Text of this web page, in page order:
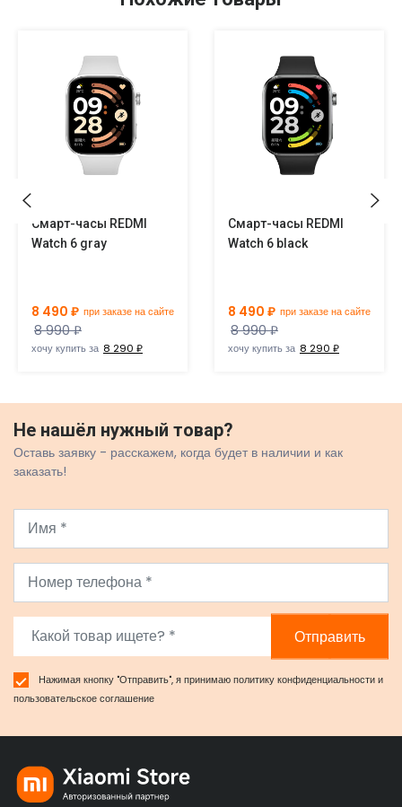
Смарт-часы REDMI
Watch 6 gray
8 490 ₽ при заказе на сайте
8 990 ₽
хочу купить за 8 290 ₽
Смарт-часы REDMI
Watch 6 black
8 490 ₽ при заказе на сайте
8 990 ₽
хочу купить за 8 290 ₽
Не нашёл нужный товар?
Оставь заявку - расскажем, когда будет в наличии и как
заказать!
Отправить
Нажимая кнопку "Отправить", я принимаюполитику конфиденциальностии
пользовательское соглашение